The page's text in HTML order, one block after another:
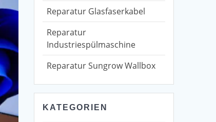
Reparatur Glasfaserkabel
Reparatur
Industriespülmaschine
Reparatur Sungrow Wallbox
KATEGORIEN